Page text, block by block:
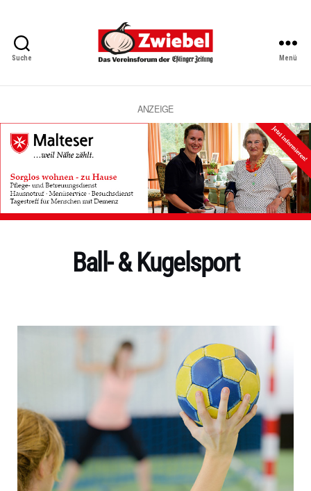
Suche
Vereinsforum
Eßlinger
Zeitung
Menü
ANZEIGE
Ball- & Kugelsport